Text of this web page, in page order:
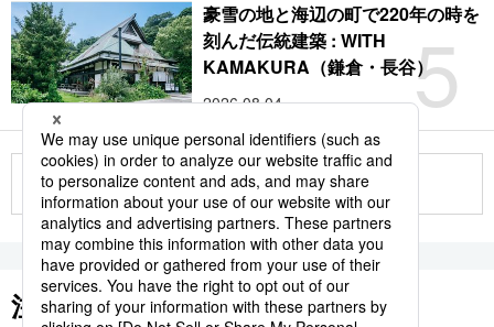
5
豪雪の地と海辺の町で220年の時を
刻んだ伝統建築 : WITH
KAMAKURA（鎌倉・長谷）
2026.08.04
もっと見る
注目のキーワード